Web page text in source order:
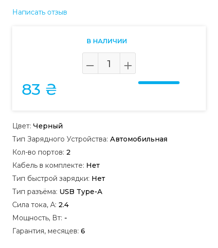
Написать отзыв
В НАЛИЧИИ
83 ₴
Цвет: Черный
Тип Зарядного Устройства: Автомобильная
Кол-во портов: 2
Кабель в комплекте: Нет
Тип быстрой зарядки: Нет
Тип разъёма: USB Type-A
Сила тока, А: 2.4
Мощность, Вт: -
Гарантия, месяцев: 6